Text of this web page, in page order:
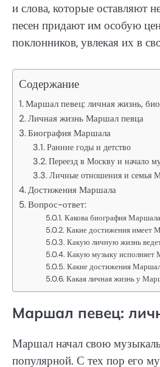
и слова, которые оставляют
песен придают им особую
поклонников, увлекая их в
Содержание
Маршал певец: личная жизнь,
Личная жизнь Маршал певца
Биография Маршала
Ранние годы и детство
Переезд в Москву и начало
Личные отношения и семья
Достижения Маршала
Вопрос-ответ:
Какова биография
Какие достижения имеет
Какую личную жизнь
Какую музыку исполняет
Какие достижения
Какая личная жизнь у
Маршал певец:
Маршал начал свою
популярной. С тех пор его